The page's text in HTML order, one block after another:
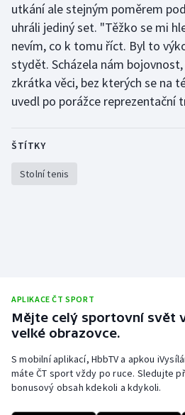
Plážový volejbal
Ragby
Rychlobruslení
Rychlostní kanoistika
Short track
Sportovní střelba
Vodní slalom
Volejbal
Ostatní
utkání ale stejným poměrem
uhráli jediný set. "Těžko se mi
nevím, co k tomu říct. Byl to
stydět. Scházela nám
zkrátka věci, bez kterých se na
uvedl po porážce reprezentační
ŠTÍTKY
Stolní tenis
APLIKACE ČT SPORT
Mějte celý sportovní svět
velké obrazovce.
S mobilní aplikací, HbbTV a apkou
máte ČT sport vždy po ruce. Sledujte
bonusový obsah kdekoli a kdykoli.